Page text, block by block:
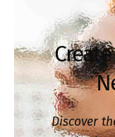
Discover